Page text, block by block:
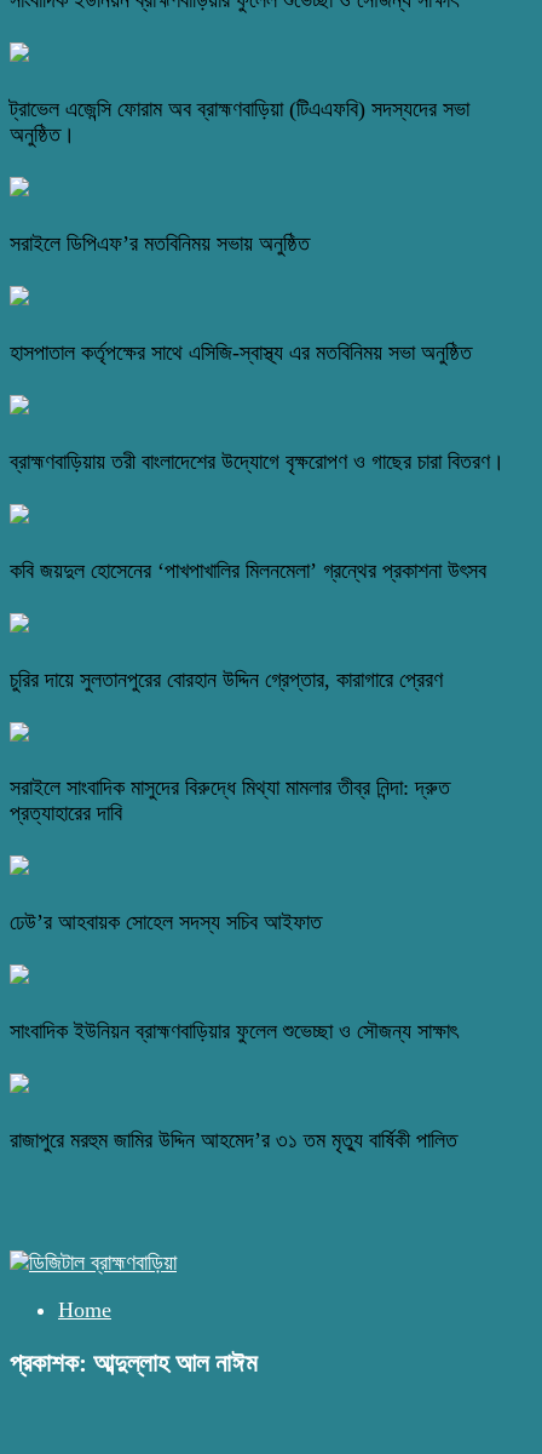
ট্রাভেল এজেন্সি ফোরাম অব ব্রাহ্মণবাড়িয়া (টিএএফবি) সদস্যদের সভা
অনুষ্ঠিত।
সরাইলে ডিপিএফ’র মতবিনিময় সভায় অনুষ্ঠিত
হাসপাতাল কর্তৃপক্ষের সাথে এসিজি-স্বাস্থ্য এর মতবিনিময় সভা অনুষ্ঠিত
ব্রাহ্মণবাড়িয়ায় তরী বাংলাদেশের উদ্যোগে বৃক্ষরোপণ ও গাছের চারা বিতরণ।
কবি জয়দুল হোসেনের ‘পাখপাখালির মিলনমেলা’ গ্রন্থের প্রকাশনা উৎসব
চুরির দায়ে সুলতানপুরের বোরহান উদ্দিন গ্রেপ্তার, কারাগারে প্রেরণ
সরাইলে সাংবাদিক মাসুদের বিরুদ্ধে মিথ্যা মামলার তীব্র নিন্দা: দ্রুত
প্রত্যাহারের দাবি
ঢেউ’র আহবায়ক সোহেল সদস্য সচিব আইফাত
সাংবাদিক ইউনিয়ন ব্রাহ্মণবাড়িয়ার ফুলেল শুভেচ্ছা ও সৌজন্য সাক্ষাৎ
রাজাপুরে মরহুম জামির উদ্দিন আহমেদ’র ৩১ তম মৃত্যু বার্ষিকী পালিত
Home
প্রকাশক: আব্দুল্লাহ আল নাঈম